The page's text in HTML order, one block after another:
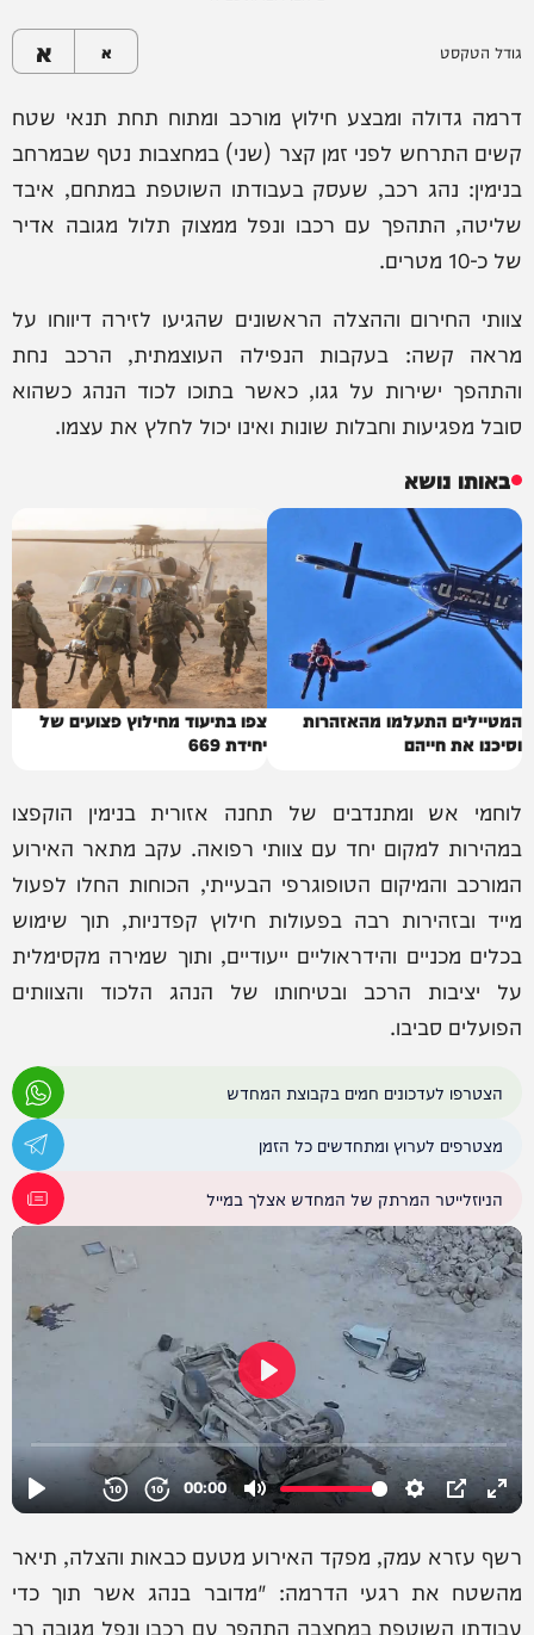
גודל הטקסט א א
דרמה גדולה ומבצע חילוץ מורכב ומתוח תחת תנאי שטח
קשים התרחש לפני זמן קצר (שני) במחצבות נטף שבמרחב
בנימין: נהג רכב, שעסק בעבודתו השוטפת במתחם, איבד
שליטה, התהפך עם רכבו ונפל ממצוק תלול מגובה אדיר
של כ-10 מטרים.
צוותי החירום וההצלה הראשונים שהגיעו לזירה דיווחו על
מראה קשה: בעקבות הנפילה העוצמתית, הרכב נחת
והתהפך ישירות על גגו, כאשר בתוכו לכוד הנהג כשהוא
סובל מפגיעות וחבלות שונות ואינו יכול לחלץ את עצמו.
באותו נושא
המטיילים התעלמו מהאזהרות
וסיכנו את חייהם
צפו בתיעוד מחילוץ פצועים של
יחידת 669
לוחמי אש ומתנדבים של תחנה אזורית בנימין הוקפצו
במהירות למקום יחד עם צוותי רפואה. עקב מתאר האירוע
המורכב והמיקום הטופוגרפי הבעייתי, הכוחות החלו לפעול
מייד ובזהירות רבה בפעולות חילוץ קפדניות, תוך שימוש
בכלים מכניים והידראוליים ייעודיים, ותוך שמירה מקסימלית
על יציבות הרכב ובטיחותו של הנהג הלכוד והצוותים
הפועלים סביבו.
הצטרפו לעדכונים חמים בקבוצת המחדש
מצטרפים לערוץ ומתחדשים כל הזמן
הניוזלייטר המרתק של המחדש אצלך במייל
רשף עזרא עמק, מפקד האירוע מטעם כבאות והצלה, תיאר
מהשטח את רגעי הדרמה: "מדובר בנהג אשר תוך כדי
עבודתו השוטפת במחצבה התהפך עם רכבו ונפל מגובה רב